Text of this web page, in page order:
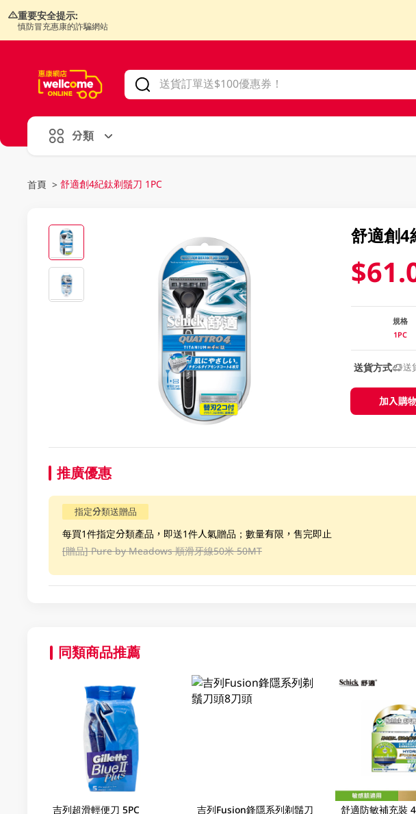
重要安全提示:
慎防冒充惠康的詐騙網站
分類
首頁 > 舒適創4紀鈦剃鬚刀 1PC
舒適創4
規格
1PC
送貨方式 送
加入購
推廣優惠
指定分類送贈品
每買1件指定分類產品，即送1件人氣贈品；數量有限，售完即止
[贈品] Pure by Meadows 順滑牙線50米 50MT
同類商品推薦
吉列超滑輕便刀 5PC
吉列Fusion鋒隱系列剃鬚刀
舒適防敏補充裝